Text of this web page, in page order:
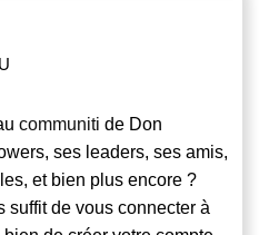
communiti de Don
ses leaders, ses amis,
et bien plus encore ?
suffit de vous connecter à